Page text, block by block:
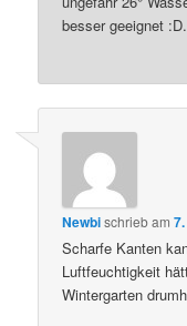
besser geeignet :D.
Newbischriebam
Scharfe Kanten
Luftfeuchtigkeit
Wintergarten